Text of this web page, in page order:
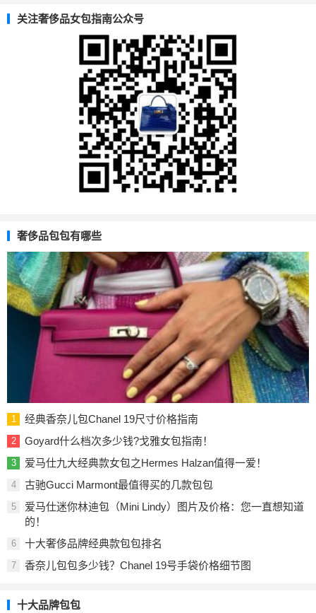
关注奢侈品女包指南公众号
奢侈品包包有哪些
1 经典香奈儿包Chanel 19尺寸价格指南
2 Goyard什么档次多少钱?戈雅女包指南！
3 爱马仕九大经典款女包之Hermes Halzan值得一爱！
4 古驰Gucci Marmont最值得买的几款包包
5
爱马仕迷你林迪包（Mini Lindy）图片及价格：您一直想知道
的！
6 十大奢侈品牌经典款包包排名
7 香奈儿包包多少钱？Chanel 19号手袋价格细节图
十大品牌包包